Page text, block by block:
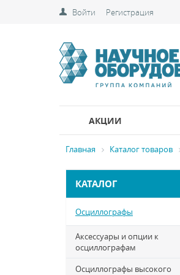
Войти Регистрация
АКЦИИ
Главная Каталог товаров
КАТАЛОГ
Осциллографы
Аксессуары и опции к
осциллографам
Осциллографы высокого